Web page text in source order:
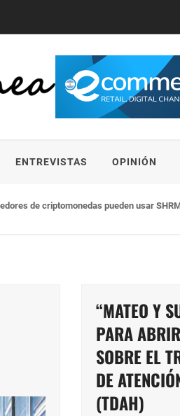
ENTREVISTAS OPINIÓN
P&L, Natura pone a disposición su método
“MATEO Y
PARA
SOBRE EL
DE
(TDAH)